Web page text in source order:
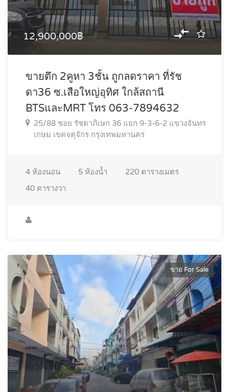
12,900,000฿
ขายตึก 2คูหา 3ชั้น ถูกลดราคา ที่รัช
ดา36 ซ.เสือใหญ่อุทิศ ใกล้สถานี
BTSและMRT โทร 063-7894632
25/88 ซอย รัชดาภิเษก 36 แยก 9-3-6-2 แขวงจันทร
เกษม เขตจตุจักร กรุงเทพมหานคร
4 ห้องนอน 5 ห้องน้ำ 220 ตารางเมตร
40 ตารางวา
ขาย For Sale